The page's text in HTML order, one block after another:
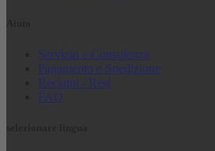
Servizio e Consulenza
Pagamento e Spedizione
Reclami / Resi
FAQ